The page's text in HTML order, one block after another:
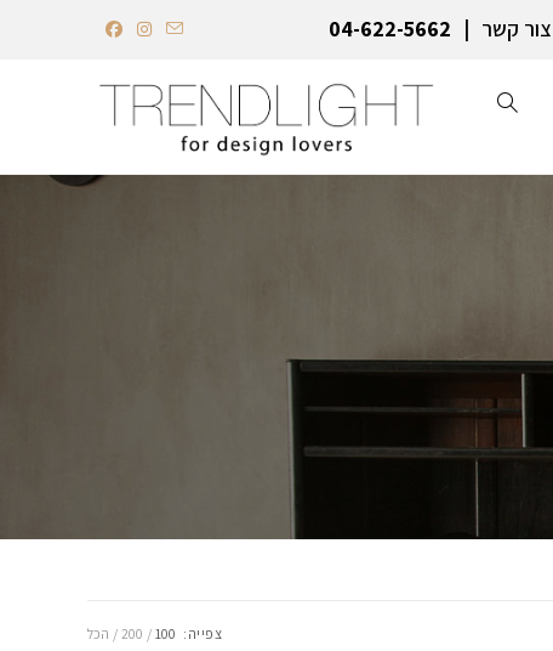
צור קשר 04-622-5662‏
צפייה: 100
200 הכל